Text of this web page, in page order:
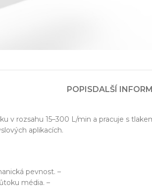
Specializujeme se na konstrukci
Návrh a prototypování
Simulace chování zařízení
Konstrukce stroje
Dodávka řešení na klíč
POPIS DALŠÍ
v rozsahu 15–300 L/min a pracuje s
aplikacích.
pevnost. –
média. –